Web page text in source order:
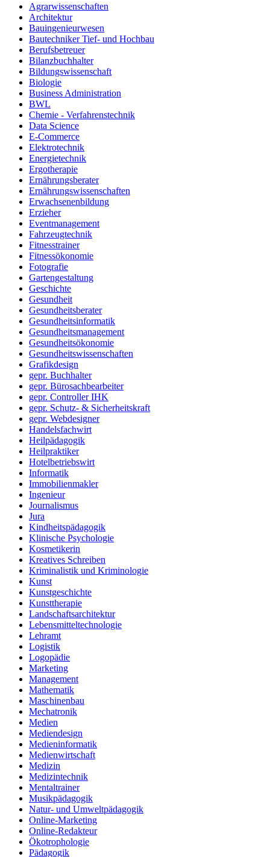
Agrarwissenschaften
Architektur
Bauingenieurwesen
Bautechniker Tief- und Hochbau
Berufsbetreuer
Bilanzbuchhalter
Bildungswissenschaft
Biologie
Business Administration
BWL
Chemie - Verfahrenstechnik
Data Science
E-Commerce
Elektrotechnik
Energietechnik
Ergotherapie
Ernährungsberater
Ernährungswissenschaften
Erwachsenenbildung
Erzieher
Eventmanagement
Fahrzeugtechnik
Fitnesstrainer
Fitnessökonomie
Fotografie
Gartengestaltung
Geschichte
Gesundheit
Gesundheitsberater
Gesundheitsinformatik
Gesundheitsmanagement
Gesundheitsökonomie
Gesundheitswissenschaften
Grafikdesign
gepr. Buchhalter
gepr. Bürosachbearbeiter
gepr. Controller IHK
gepr. Schutz- & Sicherheitskraft
gepr. Webdesigner
Handelsfachwirt
Heilpädagogik
Heilpraktiker
Hotelbetriebswirt
Informatik
Immobilienmakler
Ingenieur
Journalismus
Jura
Kindheitspädagogik
Klinische Psychologie
Kosmetikerin
Kreatives Schreiben
Kriminalistik und Kriminologie
Kunst
Kunstgeschichte
Kunsttherapie
Landschaftsarchitektur
Lebensmitteltechnologie
Lehramt
Logistik
Logopädie
Marketing
Management
Mathematik
Maschinenbau
Mechatronik
Medien
Mediendesign
Medieninformatik
Medienwirtschaft
Medizin
Medizintechnik
Mentaltrainer
Musikpädagogik
Natur- und Umweltpädagogik
Online-Marketing
Online-Redakteur
Ökotrophologie
Pädagogik